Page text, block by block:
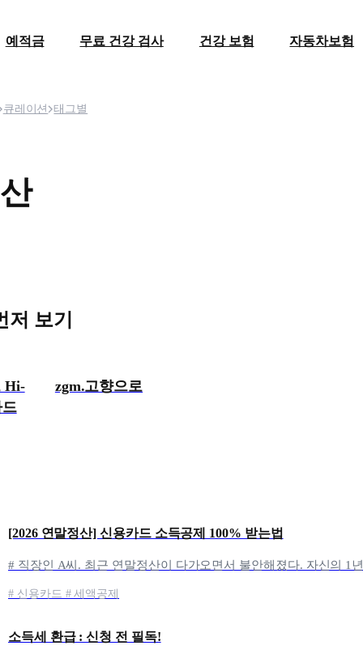
예적금 무료 건강 검사 건강 보험 자동차보험
큐레이션 태그별
보기
Hi-
zgm.고향으로
[2026 연말정산] 신용카드 소득공제 100% 받는법
# 신용카드 # 세액공제
소득세 환급 : 신청 전 필독!